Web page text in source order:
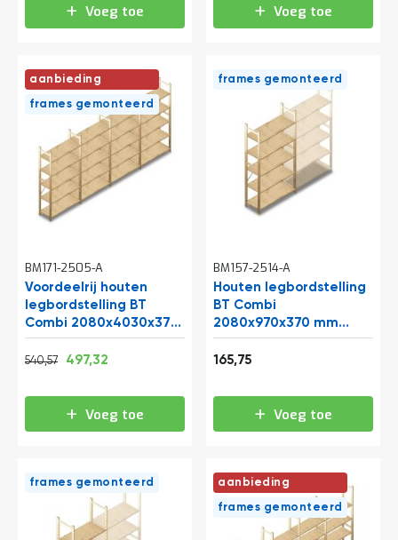
Voeg toe Voeg toe
aanbieding
frames gemonteerd
BM171-2505-A
Voordeelrij houten
legbordstelling BT
Combi 2080x4030x370
mm (hxbxd) 5 niveaus
Normale prijs
540,57 654,09
Vanaf
497,32
Voeg toe
frames gemonteerd
BM157-2514-A
Houten legbordstelling
BT Combi
2080x970x370 mm
(hxbxd) 5 niveaus
beginsectie
Vanaf
165,75
Voeg toe
frames gemonteerd aanbieding
frames gemonteerd